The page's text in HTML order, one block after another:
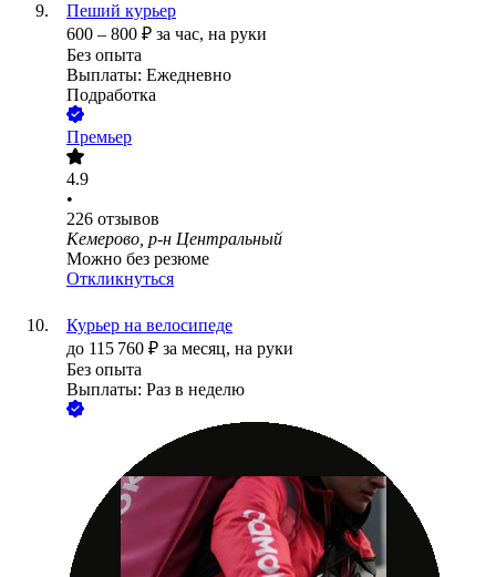
Пеший курьер
600 – 800 ₽ за час, на руки
Без опыта
Выплаты: Ежедневно
Подработка
Премьер
4.9
•
226 отзывов
Кемерово, р-н Центральный
Можно без резюме
Откликнуться
Курьер на велосипеде
до 115 760 ₽ за месяц, на руки
Без опыта
Выплаты: Раз в неделю